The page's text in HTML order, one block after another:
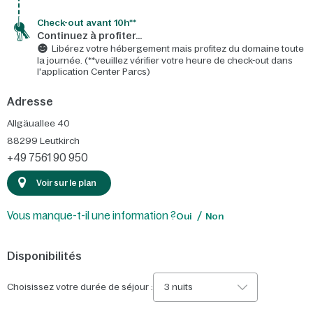
Check-out avant 10h**
Continuez à profiter…
Libérez votre hébergement mais profitez du domaine toute
la journée. (**veuillez vérifier votre heure de check-out dans
l'application Center Parcs)
Adresse
Allgäuallee 40
88299 Leutkirch
+49 7561 90 950
Voir sur le plan
Vous manque-t-il une information ?Oui Non
Disponibilités
Choisissez votre durée de séjour : 3 nuits